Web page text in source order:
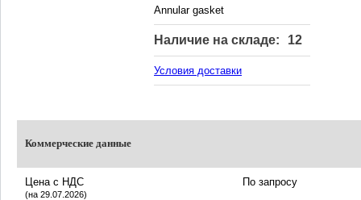
Annular gasket
Наличие на складе: 12
Условия доставки
Коммерческие данные
Цена с НДС
(на 29.07.2026)
По запросу